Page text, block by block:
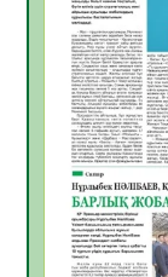
07.08.2026
Қаржылық
07.08.2026
ҮШІН
07.08.2026
Ауыл